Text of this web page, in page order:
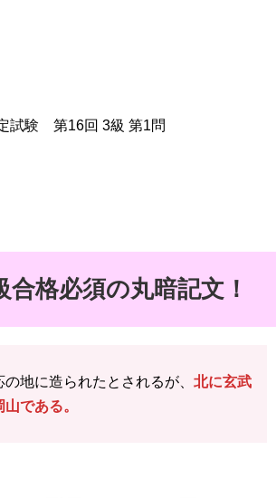
試験 第16回 3級 第1問
合格必須の丸暗記文！
地に造られたとされるが、 北に玄武
である。